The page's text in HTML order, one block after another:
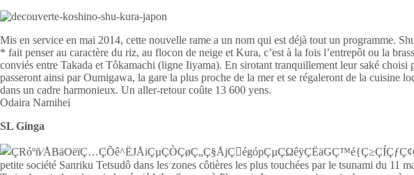
Mis en service en mai 2014, cette nouvelle rame a un nom qui est déjà tout un programme.
* fait penser au caractère du riz, au flocon de neige et Kura, c’est à la fois l’entrepôt ou la
conviés entre Takada et Tôkamachi (ligne Iiyama). En sirotant tranquillement leursaké choisi
passeront ainsi par Oumigawa, la gare la plus proche de la mer et se régaleront de la cuisine
dans un cadre harmonieux. Un aller-retour coûte 13 600 yens.
Odaira Namihei
SL Ginga
petite société Sanriku Tetsudô dans les zones côtières les plus touchées par le tsunami du